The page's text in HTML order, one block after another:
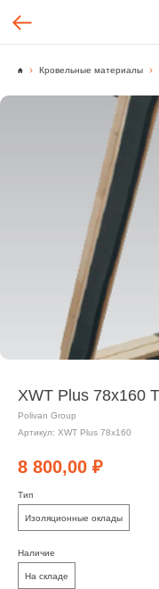
Кровельные материалы
XWT Plus 78х160
Polivan Group
Артикул: XWT Plus 78х160
8 800,00 ₽
Тип
Изоляционные оклады
Наличие
На складе